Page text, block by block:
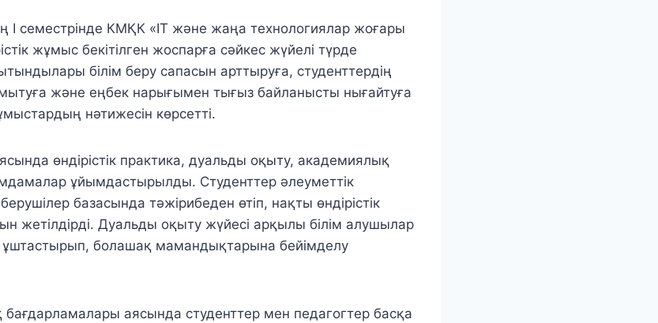
семестрінде КМҚК «IT және жаңа технологиялар жоғары
жұмыс бекітілген жоспарға сәйкес жүйелі түрде
білім беру сапасын арттыруға, студенттердің
және еңбек нарығымен тығыз байланысты нығайтуға
нәтижесін көрсетті.
өндірістік практика, дуальды оқыту, академиялық
ұйымдастырылды. Студенттер әлеуметтік
базасында тәжірибеден өтіп, нақты өндірістік
жетілдірді. Дуальды оқыту жүйесі арқылы білім алушылар
болашақ мамандықтарына бейімделу
аясында студенттер мен педагогтер басқа